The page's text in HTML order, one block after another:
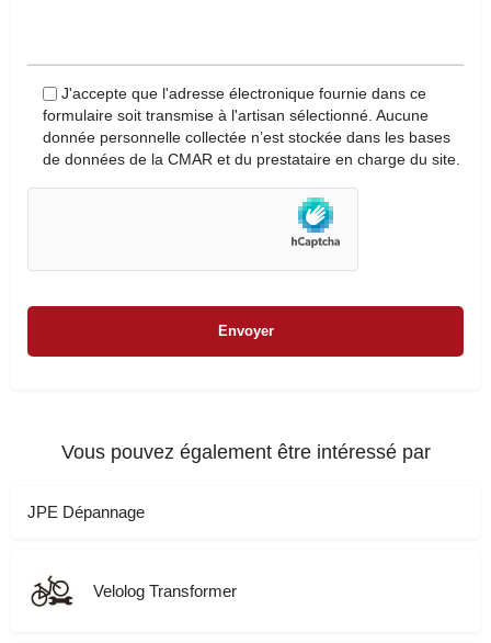
J'accepte que l'adresse électronique fournie dans ce
formulaire soit transmise à l'artisan sélectionné. Aucune
donnée personnelle collectée n’est stockée dans les bases
de données de la CMAR et du prestataire en charge du site.
Vous pouvez également être intéressé par
JPE Dépannage
Velolog Transformer